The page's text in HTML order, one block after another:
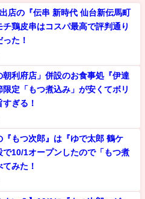
店の『伝串 新時代 仙台新伝馬町
チ鶏皮串はコスパ最高で評判通り
た！
朝利府店」併設のお食事処『伊達
限定「もつ煮込み」が安くてボリ
ぎる！
『もつ次郎』は『ゆで太郎 鶴ケ
で10/1オープンしたので「もつ煮
みた！